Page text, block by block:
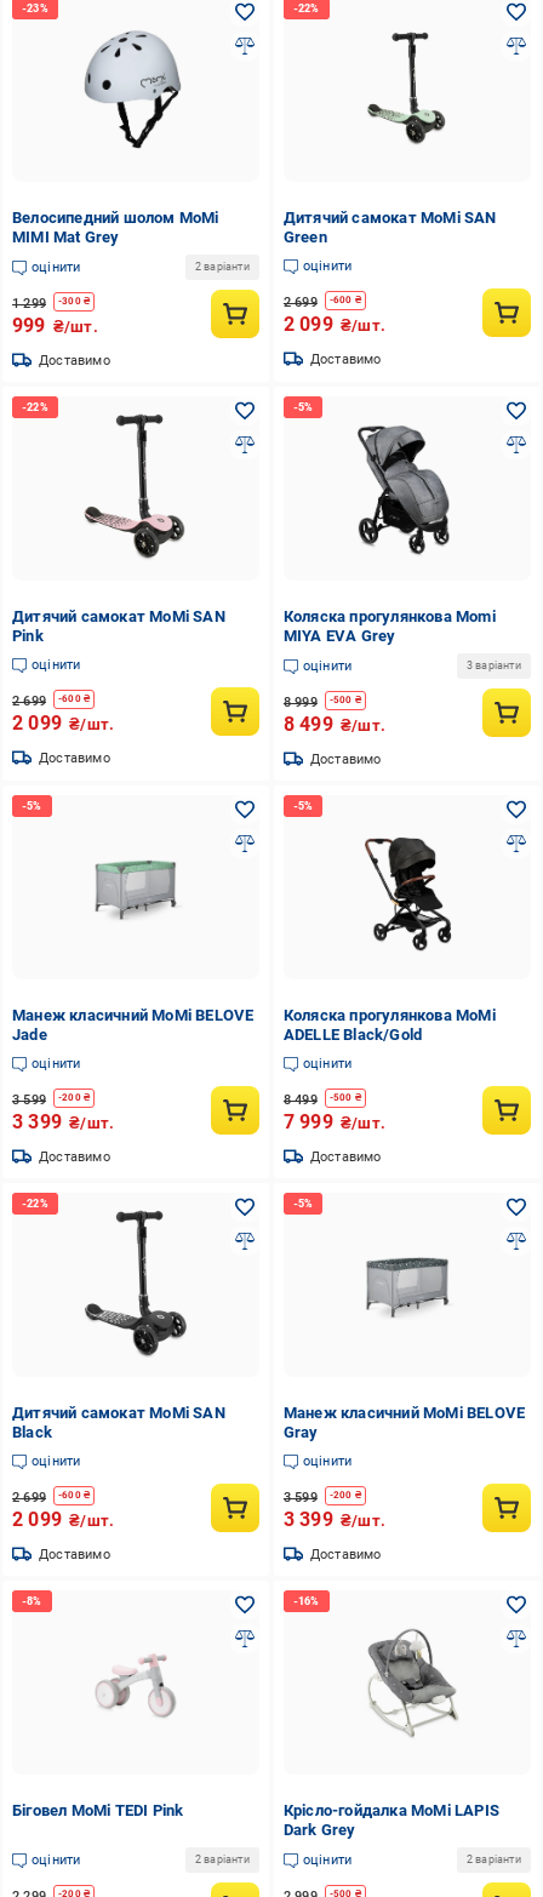
Велосипедний шолом MoMi
MIMI Mat Grey
оцінити 2 варіанти
1 299 -300₴
999 ₴/шт.
Доставимо
Дитячий самокат MoMi SAN
Green
оцінити
2 699 -600 ₴
2 099 ₴/шт.
Доставимо
Дитячий самокат MoMi SAN
Pink
оцінити
2 699 -600₴
2 099 ₴/шт.
Доставимо
Коляска прогулянкова Momi
MIYA EVA Grey
оцінити 3 варіанти
8 999 -500 ₴
8 499 ₴/шт.
Доставимо
Манеж класичний MoMi BELOVE
Jade
оцінити
3 599 -200₴
3 399 ₴/шт.
Доставимо
Коляска прогулянкова MoMi
ADELLE Black/Gold
оцінити
8 499 -500 ₴
7 999 ₴/шт.
Доставимо
Дитячий самокат MoMi SAN
Black
оцінити
2 699 -600₴
2 099 ₴/шт.
Доставимо
Манеж класичний MoMi BELOVE
Gray
оцінити
3 599 -200 ₴
3 399 ₴/шт.
Доставимо
Біговел MoMi TEDI Pink
оцінити 2 варіанти
-200₴
Крісло-гойдалка MoMi LAPIS
Dark Grey
оцінити 2 варіанти
-500 ₴